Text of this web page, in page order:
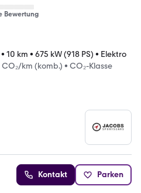
Bewertung
• 10 km • 675 kW (918 PS) • Elektro
CO₂/km (komb.) • CO₂-Klasse
Kontakt Parken